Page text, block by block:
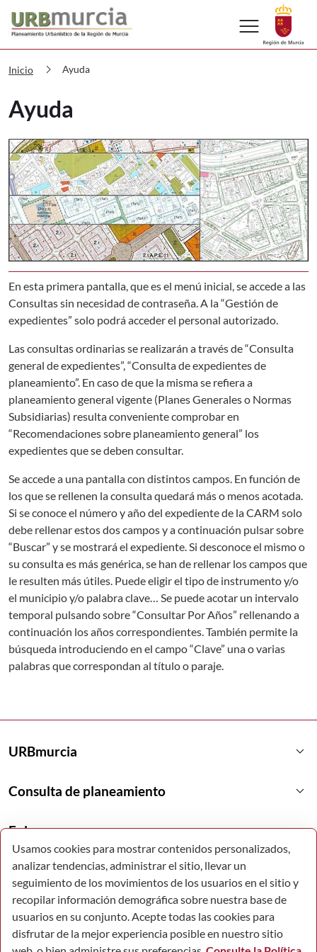
URBmurcia Ayuda menu
Inicio chevron_right Ayuda
Ayuda
En esta primera pantalla, que es el menú inicial, se accede a las
Consultas sin necesidad de contraseña. A la “Gestión de
expedientes” solo podrá acceder el personal autorizado.
Las consultas ordinarias se realizarán a través de “Consulta
general de expedientes”, “Consulta de expedientes de
planeamiento”. En caso de que la misma se refiera a
planeamiento general vigente (Planes Generales o Normas
Subsidiarias) resulta conveniente comprobar en
“Recomendaciones sobre planeamiento general” los
expedientes que se deben consultar.
Se accede a una pantalla con distintos campos. En función de
los que se rellenen la consulta quedará más o menos acotada.
Si se conoce el número y año del expediente de la CARM solo
debe rellenar estos dos campos y a continuación pulsar sobre
“Buscar” y se mostrará el expediente. Si desconoce el mismo o
su consulta es más genérica, se han de rellenar los campos que
le resulten más útiles. Puede eligir el tipo de instrumento y/o
el municipio y/o palabra clave… Se puede acotar un intervalo
temporal pulsando sobre “Consultar Por Años” rellenando a
continuación los años correspondientes. También permite la
búsqueda introduciendo en el campo “Clave” una o varias
palabras que correspondan al título o paraje.
URBmurcia keyboard_arrow_down
Consulta de planeamiento keyboard_arrow_down
Enlaces keyboard_arrow_down
Enlaces destacados
Usamos cookies para mostrar contenidos personalizados,
analizar tendencias, administrar el sitio, llevar un
seguimiento de los movimientos de los usuarios en el sitio y
recopilar información demográfica sobre nuestra base de
usuarios en su conjunto. Acepte todas las cookies para
disfrutar de la mejor experiencia posible en nuestro sitio